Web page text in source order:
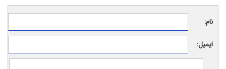
نام:
ایمیل: